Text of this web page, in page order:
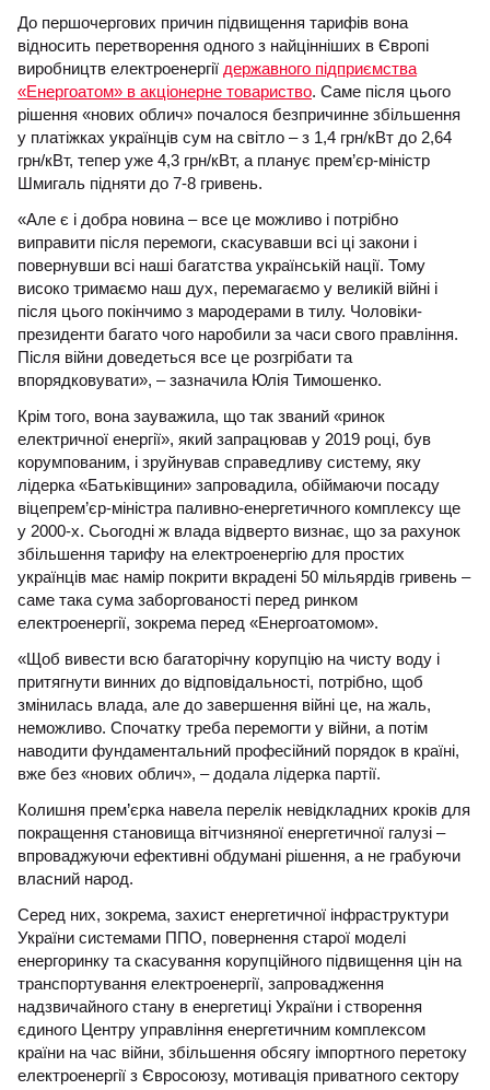
До першочергових причин підвищення тарифів вона
відносить перетворення одного з найцінніших в Європі
виробництв електроенергії державного підприємства
«Енергоатом» в акціонерне товариство. Саме після цього
рішення «нових облич» почалося безпричинне збільшення
у платіжках українців сум на світло – з 1,4 грн/кВт до 2,64
грн/кВт, тепер уже 4,3 грн/кВт, а планує прем’єр-міністр
Шмигаль підняти до 7-8 гривень.
«Але є і добра новина – все це можливо і потрібно
виправити після перемоги, скасувавши всі ці закони і
повернувши всі наші багатства українській нації. Тому
високо тримаємо наш дух, перемагаємо у великій війні і
після цього покінчимо з мародерами в тилу. Чоловіки-
президенти багато чого наробили за часи свого правління.
Після війни доведеться все це розгрібати та
впорядковувати», – зазначила Юлія Тимошенко.
Крім того, вона зауважила, що так званий «ринок
електричної енергії», який запрацював у 2019 році, був
корумпованим, і зруйнував справедливу систему, яку
лідерка «Батьківщини» запровадила, обіймаючи посаду
віцепрем’єр-міністра паливно-енергетичного комплексу ще
у 2000-х. Сьогодні ж влада відверто визнає, що за рахунок
збільшення тарифу на електроенергію для простих
українців має намір покрити вкрадені 50 мільярдів гривень –
саме така сума заборгованості перед ринком
електроенергії, зокрема перед «Енергоатомом».
«Щоб вивести всю багаторічну корупцію на чисту воду і
притягнути винних до відповідальності, потрібно, щоб
змінилась влада, але до завершення війні це, на жаль,
неможливо. Спочатку треба перемогти у війни, а потім
наводити фундаментальний професійний порядок в країні,
вже без «нових облич», – додала лідерка партії.
Колишня прем’єрка навела перелік невідкладних кроків для
покращення становища вітчизняної енергетичної галузі –
впроваджуючи ефективні обдумані рішення, а не грабуючи
власний народ.
Серед них, зокрема, захист енергетичної інфраструктури
України системами ППО, повернення старої моделі
енергоринку та скасування корупційного підвищення цін на
транспортування електроенергії, запровадження
надзвичайного стану в енергетиці України і створення
єдиного Центру управління енергетичним комплексом
країни на час війни, збільшення обсягу імпортного перетоку
електроенергії з Євросоюзу, мотивація приватного сектору